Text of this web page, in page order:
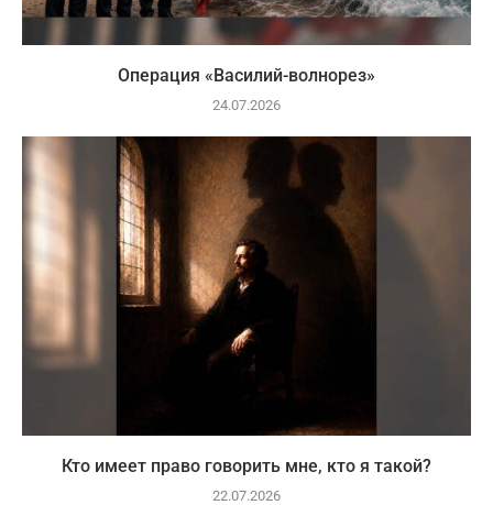
Операция «Василий-волнорез»
24.07.2026
Кто имеет право говорить мне, кто я такой?
22.07.2026